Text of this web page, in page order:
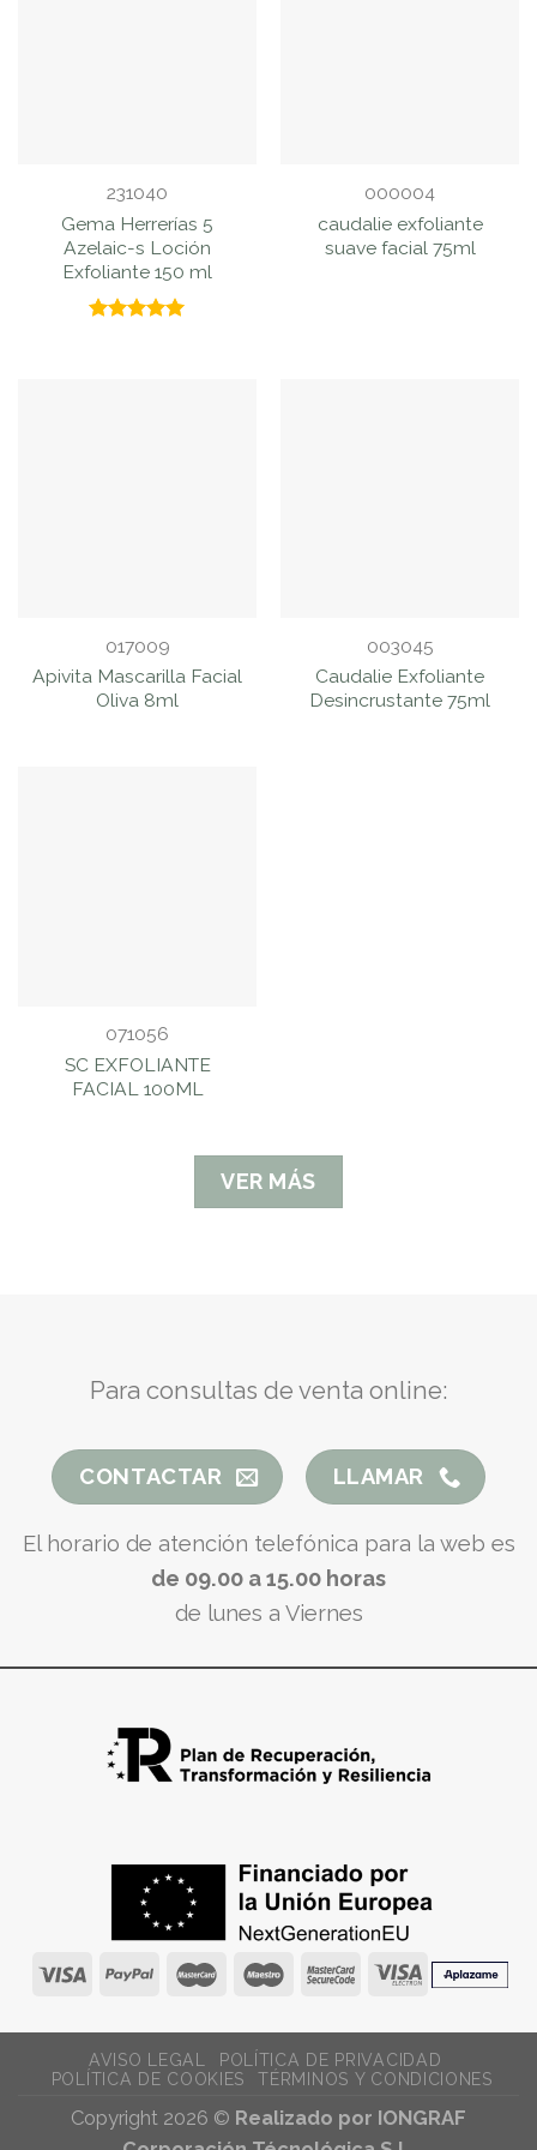
231040
Gema Herrerías 5
Azelaic-s Loción
Exfoliante 150 ml
000004
caudalie exfoliante
suave facial 75ml
017009
Apivita Mascarilla Facial
Oliva 8ml
003045
Caudalie Exfoliante
Desincrustante 75ml
071056
SC EXFOLIANTE
FACIAL 100ML
VER MÁS
Para consultas de venta online:
CONTACTAR LLAMAR
El horario de atención telefónica para la web es
de 09.00 a 15.00 horas
de lunes a Viernes
AVISO LEGAL
POLÍTICA DE PRIVACIDAD
POLÍTICA DE COOKIES
TÉRMINOS Y CONDICIONES
Copyright 2026 © Realizado por IONGRAF